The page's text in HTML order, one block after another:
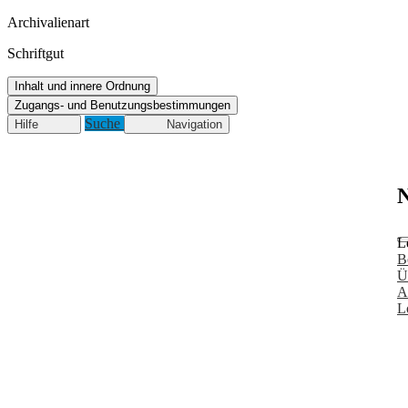
Archivalienart
Schriftgut
Inhalt und innere Ordnung
Zugangs- und Benutzungsbestimmungen
Hilfe
Suche Navigation